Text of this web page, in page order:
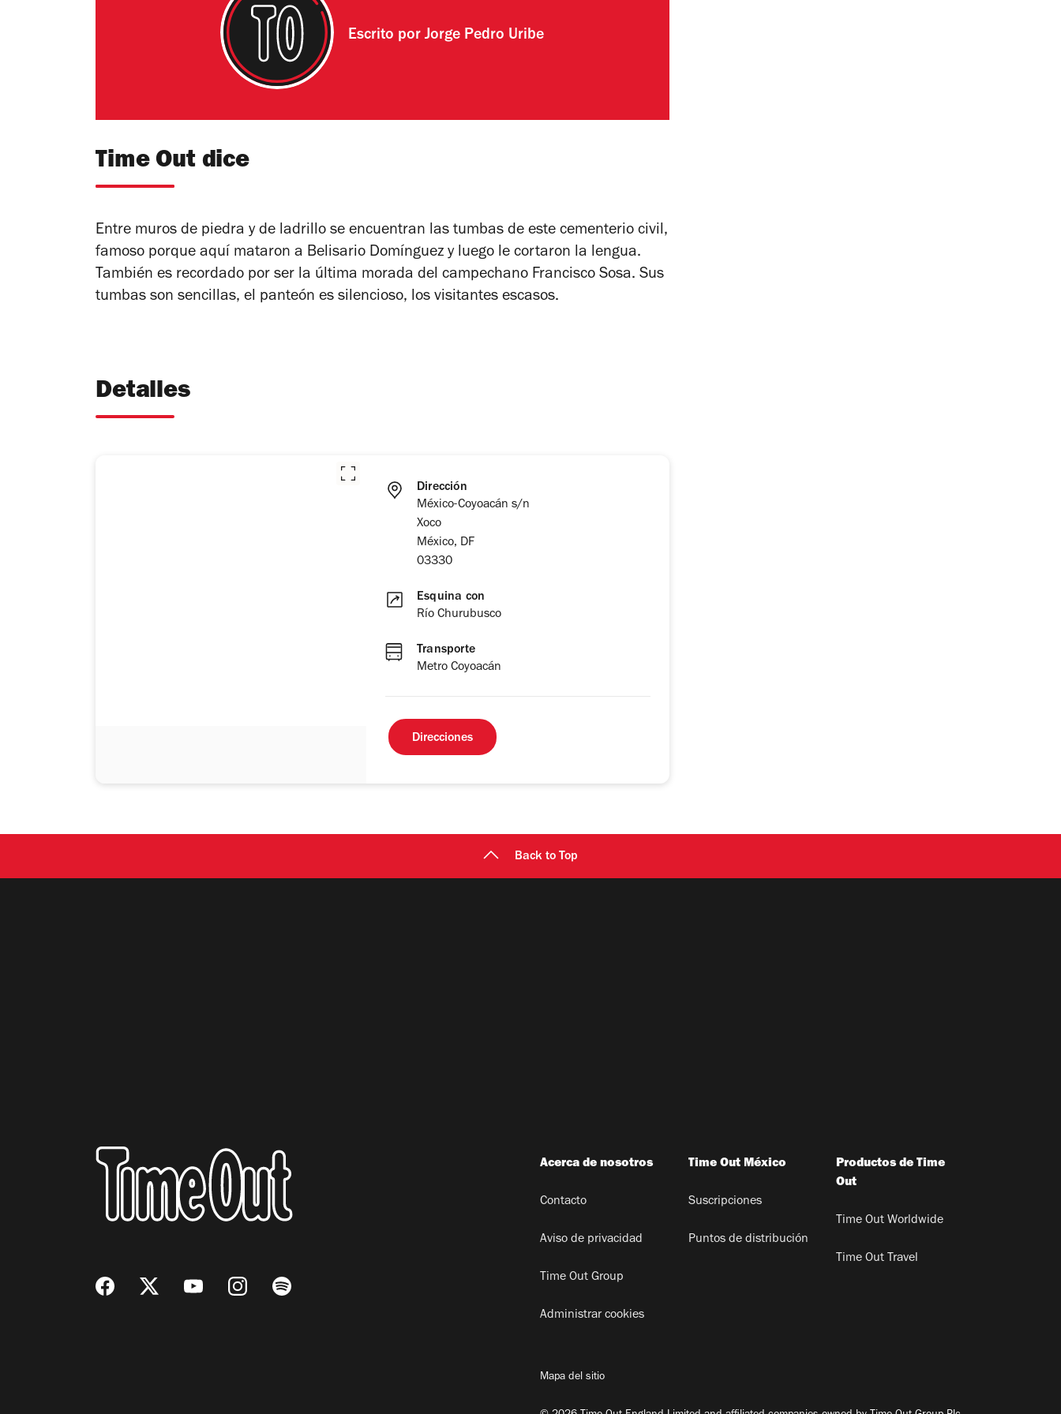
Escrito porJorge Pedro Uribe
Time Out dice
Entre muros de piedra y de ladrillo se encuentran las tumbas de este cementerio civil,
famoso porque aquí mataron a Belisario Domínguez y luego le cortaron la lengua.
También es recordado por ser la última morada del campechano Francisco Sosa. Sus
tumbas son sencillas, el panteón es silencioso, los visitantes escasos.
Detalles
Dirección
México-Coyoacán s/n
Xoco
México, DF
03330
Esquina con
Río Churubusco
Transporte
Metro Coyoacán
Direcciones
Back to Top
Acerca de nosotros
Contacto
Aviso de privacidad
Time Out Group
Administrar cookies
Time Out México
Suscripciones
Puntos de distribución
Productos de Time
Out
Time Out Worldwide
Time Out Travel
Mapa del sitio